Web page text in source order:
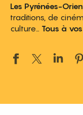
Les Pyrénées-
traditions, de
culture… Tous à